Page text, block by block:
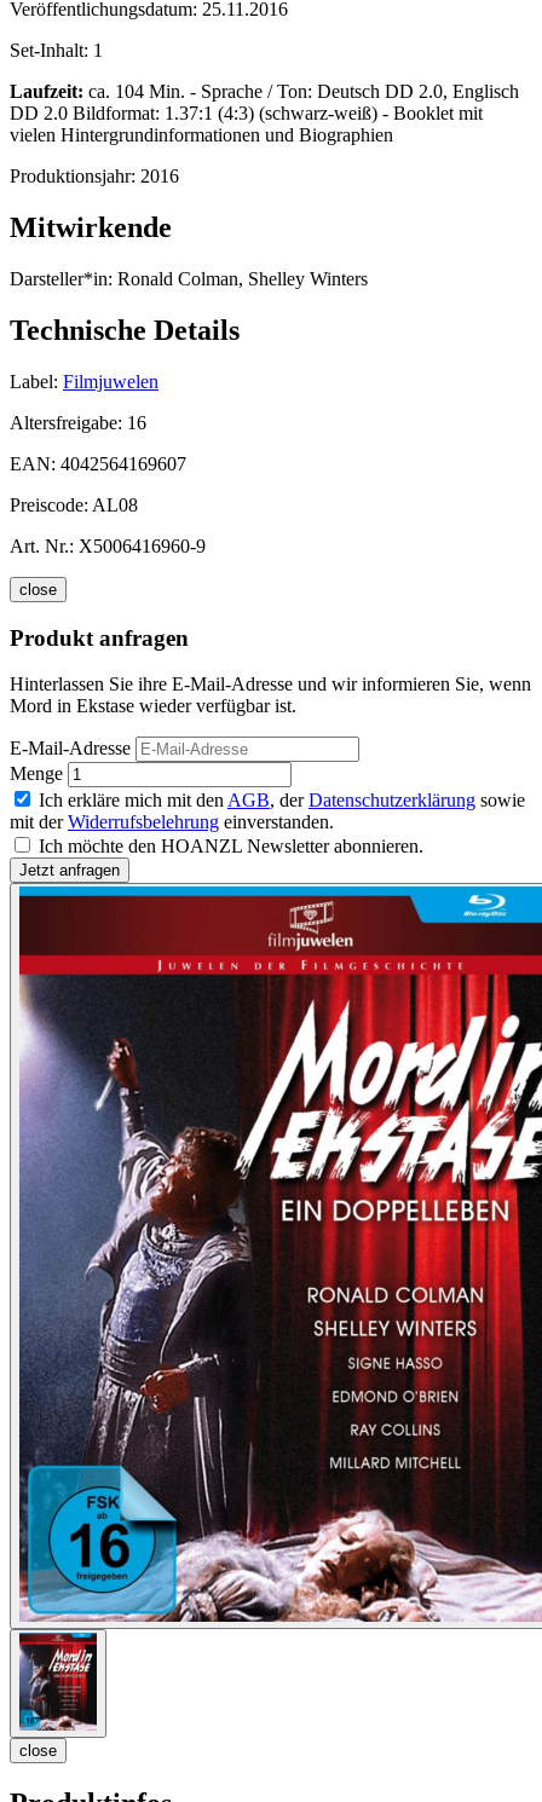
Veröffentlichungsdatum: 25.11.2016
Set-Inhalt: 1
Laufzeit: ca. 104 Min. - Sprache / Ton: Deutsch DD 2.0, Englisch
DD 2.0 Bildformat: 1.37:1 (4:3) (schwarz-weiß) - Booklet mit
vielen Hintergrundinformationen und Biographien
Produktionsjahr: 2016
Mitwirkende
Darsteller*in: Ronald Colman, Shelley Winters
Technische Details
Label: Filmjuwelen
Altersfreigabe: 16
EAN: 4042564169607
Preiscode: AL08
Art. Nr.: X5006416960-9
close
Produkt anfragen
Hinterlassen Sie ihre E-Mail-Adresse und wir informieren Sie, wenn
Mord in Ekstase wieder verfügbar ist.
E-Mail-Adresse
Menge
Ich erkläre mich mit den AGB, derDatenschutzerklärung sowie
mit derWiderrufsbelehrung einverstanden.
Ich möchte den HOANZL Newsletter abonnieren.
close